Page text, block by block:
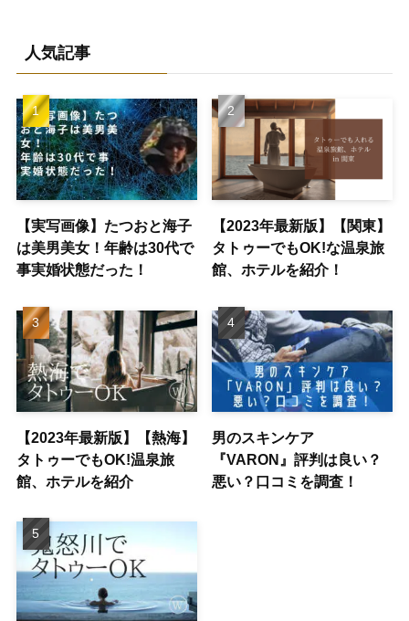
人気記事
【実写画像】たつおと海子
は美男美女！年齢は30代で
事実婚状態だった！
【2023年最新版】【関東】
タトゥーでもOK!な温泉旅
館、ホテルを紹介！
【2023年最新版】【熱海】
タトゥーでもOK!温泉旅
館、ホテルを紹介
男のスキンケア
『VARON』評判は良い？
悪い？口コミを調査！